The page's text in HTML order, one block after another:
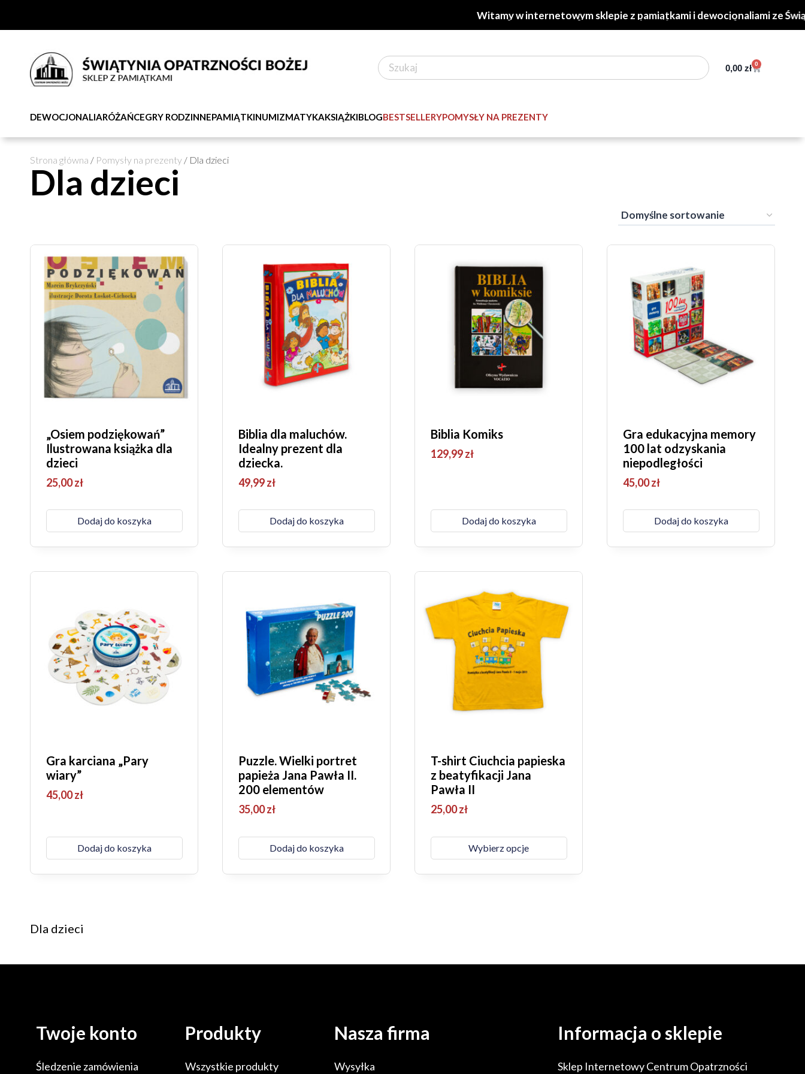
Witamy w internetowym sklepie z pamiątkami i dewocjonaliami ze
0,00 zł 0
DEWOCJONALIARÓŻAŃCEGRY RODZINNEPAMIĄTKINUMIZMATYKAKSIĄŻKIBLOGBESTSELLERYPOMYSŁY NA PREZENTY
Strona główna / Pomysły na prezenty / Dla dzieci
Dla dzieci
„Osiem podziękowań”
Ilustrowana książka dla
dzieci
25,00zł
Dodaj do koszyka
Biblia dla maluchów.
Idealny prezent dla
dziecka.
49,99zł
Dodaj do koszyka
Biblia Komiks
129,99zł
Dodaj do koszyka
Gra edukacyjna memory
100 lat odzyskania
niepodległości
45,00zł
Dodaj do koszyka
Gra karciana „Pary
wiary”
45,00zł
Dodaj do koszyka
Puzzle. Wielki portret
papieża Jana Pawła II.
200 elementów
35,00zł
Dodaj do koszyka
T-shirt Ciuchcia papieska
z beatyfikacji Jana
Pawła II
25,00zł
Wybierz opcje
Dla dzieci
Twoje konto
Śledzenie zamówienia
Produkty
Wszystkie produkty
Nasza firma
Wysyłka
Informacja o sklepie
Sklep Internetowy Centrum Opatrzności